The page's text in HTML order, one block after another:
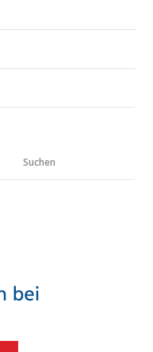
Suchen